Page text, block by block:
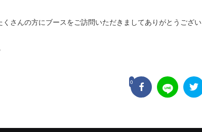
さんの方にブースをご訪問いただきましてありがとうござい
0